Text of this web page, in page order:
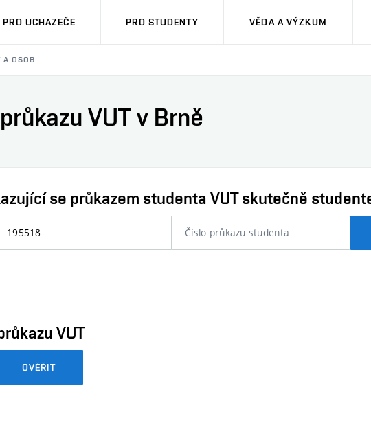
PRO UCHAZEČE PRO STUDENTY VĚDA A VÝZKUM
A OSOB
VUT v Brně
se průkazem studenta VUT skutečně
číslo
číslo
VUT
OVĚŘIT